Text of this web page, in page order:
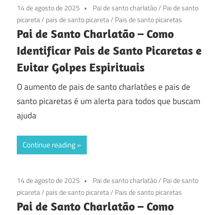
14 de agosto de 2025 Pai de santo charlatão/ Pai de santo
picareta/ pais de santo picareta/ Pais de santo picaretas
Pai de Santo Charlatão – Como
Identificar Pais de Santo Picaretas e
Evitar Golpes Espirituais
O aumento de pais de santo charlatões e pais de
santo picaretas é um alerta para todos que buscam
ajuda
Continue reading
14 de agosto de 2025 Pai de santo charlatão/ Pai de santo
picareta/ pais de santo picareta/ Pais de santo picaretas
Pai de Santo Charlatão – Como